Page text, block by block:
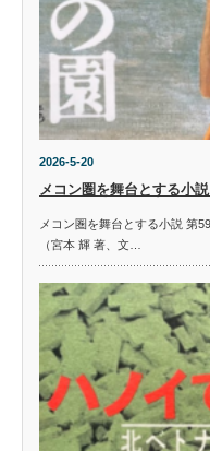
2026-5-20
メコン圏を舞台とする小
メコン圏を舞台とする小説 第
（宮本 輝 著、文…